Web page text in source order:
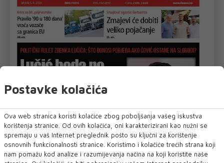
Postavke kolačića
Ova web stranica koristi kolačiće zbog poboljšanja vašeg iskustva
korištenja stranice. Od ovih kolačića, oni karakterizirani kao nužni se
spremaju u vaš Internet preglednik pošto su ključni za korištenje
osnovnih funkcionalnosti stranice. Koristimo i kolačiće trećih strana koji
nam pomažu kod analize i razumijevanja načina na koji koristite naše